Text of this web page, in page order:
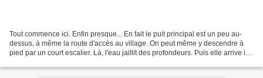
Tout commence ici. Enfin presque... En fait le puit principal est un peu au-
dessus, à même la route d'accès au village. On peut même y descendre à
pied par un court escalier. Là, l'eau jaillit des profondeurs. Puis elle arrive ici,